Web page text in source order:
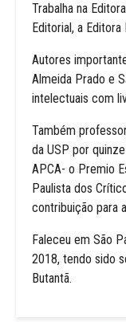
Trabalha na
Editorial, a
Autores
Almeida Prado e
intelectuais com
Também
da USP por
APCA- o Premio
Paulista dos
contribuição para
Faleceu em São
2018, tendo sido
Butantã.